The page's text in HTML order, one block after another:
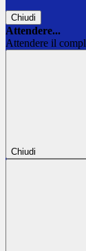
Chiudi
Attendere...
Attendere il
Chiudi